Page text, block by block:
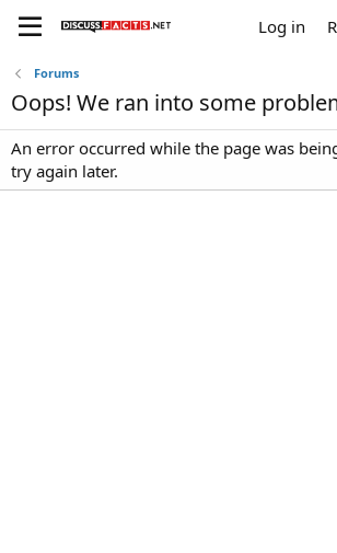
Log in
Forums
Oops! We ran into some
An error occurred while the page was
try again later.